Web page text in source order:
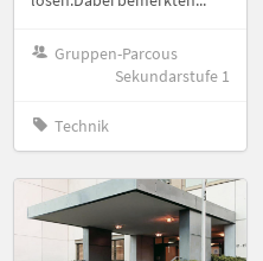
Gruppen-Parcous
Sekundarstufe 1
Technik